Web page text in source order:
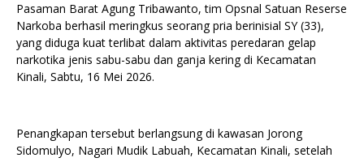
Pasaman Barat Agung Tribawanto, tim Opsnal Satuan Reserse
Narkoba berhasil meringkus seorang pria berinisial SY (33),
yang diduga kuat terlibat dalam aktivitas peredaran gelap
narkotika jenis sabu-sabu dan ganja kering di Kecamatan
Kinali, Sabtu, 16 Mei 2026.
Penangkapan tersebut berlangsung di kawasan Jorong
Sidomulyo, Nagari Mudik Labuah, Kecamatan Kinali, setelah